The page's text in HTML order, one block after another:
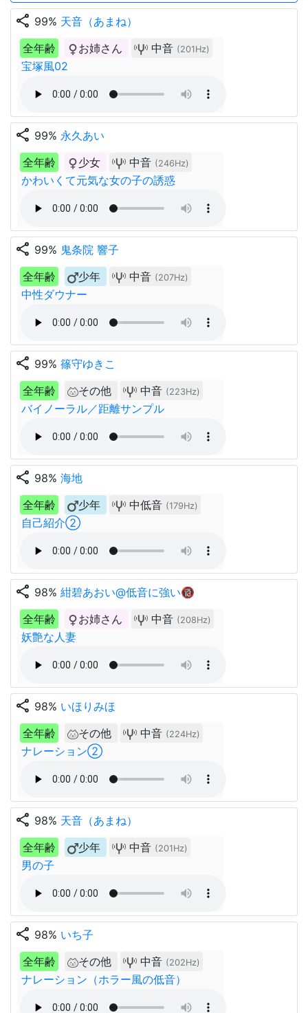
share 99% 天音（あまね）
全年齢
お姉さん 中音 (201Hz)
宝塚風02
share 99% 永久あい
全年齢
少女 中音 (246Hz)
かわいくて元気な女の子の誘惑
share 99% 鬼条院 響子
全年齢
少年 中音 (207Hz)
中性ダウナー
share 99% 篠守ゆきこ
全年齢
その他 中音 (223Hz)
バイノーラル／距離サンプル
share 98% 海地
全年齢
少年 中低音 (179Hz)
自己紹介②
share 98% 紺碧あおい@低音に強い🔞
全年齢
お姉さん 中音 (208Hz)
妖艶な人妻
share 98% いほりみほ
全年齢
その他 中音 (224Hz)
ナレーション②
share 98% 天音（あまね）
全年齢
少年 中音 (201Hz)
男の子
share 98% いち子
全年齢
その他 中音 (202Hz)
ナレーション（ホラー風の低音）